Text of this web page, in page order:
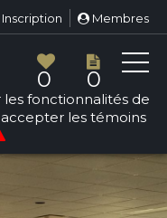
Inscription Membres
0 0
fonctionnalités de
les témoins